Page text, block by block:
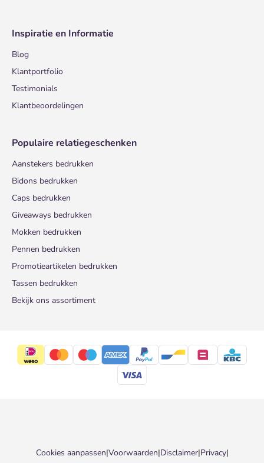
Inspiratie en Informatie
Blog
Klantportfolio
Testimonials
Klantbeoordelingen
Populaire relatiegeschenken
Aanstekers bedrukken
Bidons bedrukken
Caps bedrukken
Giveaways bedrukken
Mokken bedrukken
Pennen bedrukken
Promotieartikelen bedrukken
Tassen bedrukken
Bekijk ons assortiment
Cookies aanpassen|Voorwaarden|Disclaimer|Privacy|